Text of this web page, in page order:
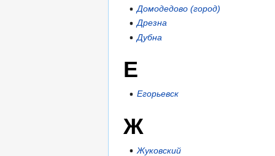
Домодедово (город)
Дрезна
Дубна
Е
Егорьевск
Ж
Жуковский